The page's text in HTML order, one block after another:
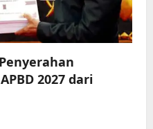
2027 dari